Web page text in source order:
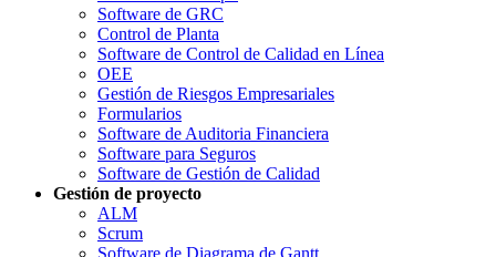
Software de GRC
Control de Planta
Software de Control de Calidad en Línea
OEE
Gestión de Riesgos Empresariales
Formularios
Software de Auditoria Financiera
Software para Seguros
Software de Gestión de Calidad
Gestión de proyecto
ALM
Scrum
Software de Diagrama de Gantt